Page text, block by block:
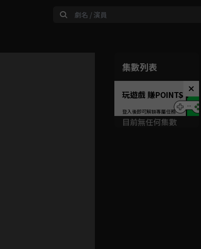
集數列表
玩遊戲 賺POINTS！
目前無任何集數